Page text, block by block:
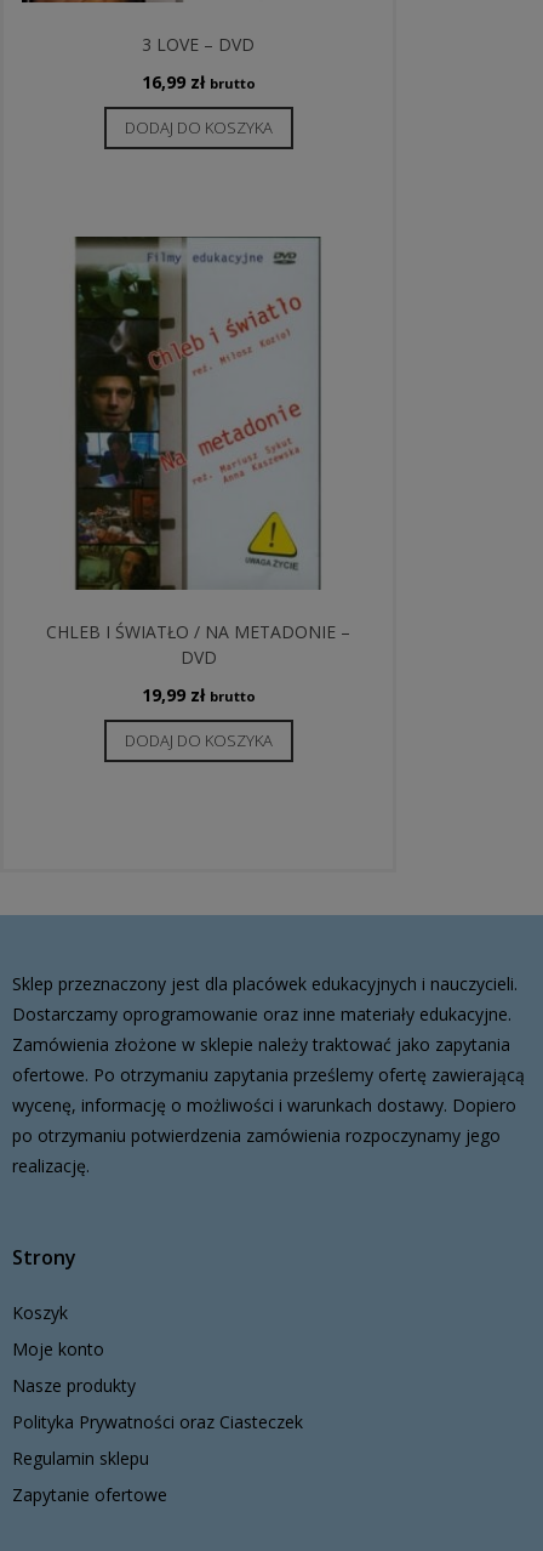
3 LOVE – DVD
16,99 zł brutto
DODAJ DO KOSZYKA
CHLEB I ŚWIATŁO / NA METADONIE –
DVD
19,99 zł brutto
DODAJ DO KOSZYKA
Sklep przeznaczony jest dla placówek edukacyjnych i nauczycieli.
Dostarczamy oprogramowanie oraz inne materiały edukacyjne.
Zamówienia złożone w sklepie należy traktować jako zapytania
ofertowe. Po otrzymaniu zapytania prześlemy ofertę zawierającą
wycenę, informację o możliwości i warunkach dostawy. Dopiero
po otrzymaniu potwierdzenia zamówienia rozpoczynamy jego
realizację.
Strony
Koszyk
Moje konto
Nasze produkty
Polityka Prywatności oraz Ciasteczek
Regulamin sklepu
Zapytanie ofertowe